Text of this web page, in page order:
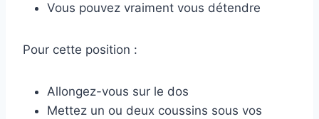
Vous pouvez vraiment vous détendre
Pour cette position :
Allongez-vous sur le dos
Mettez un ou deux coussins sous vos